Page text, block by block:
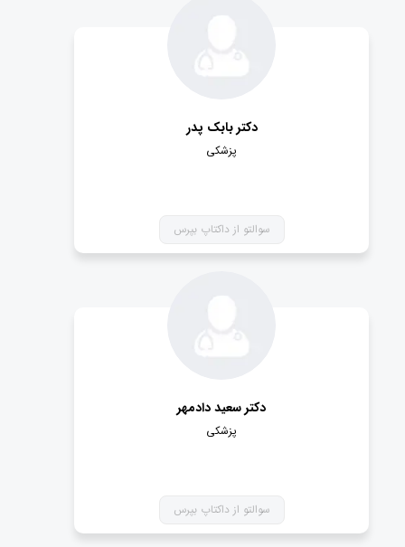
دکتر بابک پدر
پزشکی
سوالتو از داکتاپ بپرس
دکتر سعید دادمهر
پزشکی
سوالتو از داکتاپ بپرس